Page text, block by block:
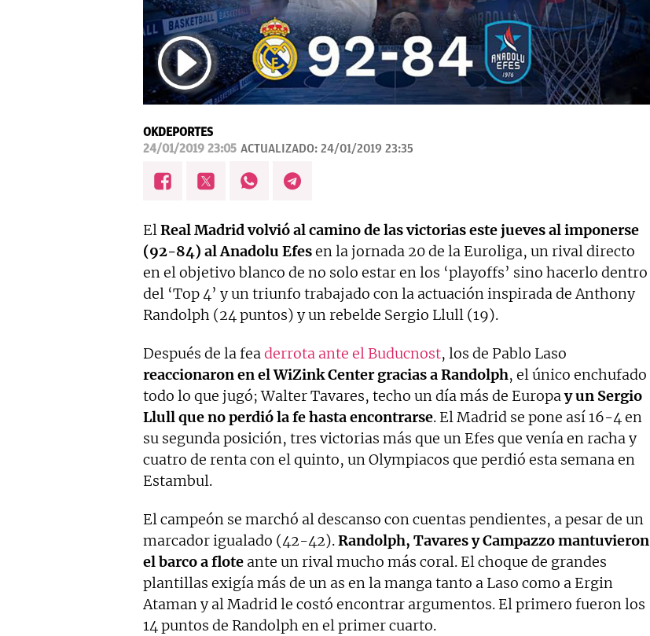
OKDEPORTES
24/01/2019 23:05 ACTUALIZADO: 24/01/2019 23:35
El Real Madrid volvió al camino de las victorias este jueves al imponerse
(92-84) al Anadolu Efesen la jornada 20 de la Euroliga, un rival directo
en el objetivo blanco de no solo estar en los ‘playoffs’ sino hacerlo dentro
del ‘Top 4’ y un triunfo trabajado con la actuación inspirada de Anthony
Randolph (24 puntos) y un rebelde Sergio Llull (19).
Después de la fea derrota ante el Buducnost, los de Pablo Laso
reaccionaron en el WiZink Center gracias a Randolph, el único enchufado
todo lo que jugó; Walter Tavares, techo un día más de Europay un Sergio
Llull que no perdió la fehasta encontrarse. El Madrid se pone así 16-4 en
su segunda posición, tres victorias más que un Efes que venía en racha y
cuatro de renta con el quinto, un Olympiacos que perdió esta semana en
Estambul.
El campeón se marchó al descanso con cuentas pendientes, a pesar de un
marcador igualado (42-42).Randolph, Tavares y Campazzo mantuvieron
el barco a flote ante un rival mucho más coral. El choque de grandes
plantillas exigía más de un as en la manga tanto a Laso como a Ergin
Ataman y al Madrid le costó encontrar argumentos. El primero fueron los
14 puntos de Randolph en el primer cuarto.